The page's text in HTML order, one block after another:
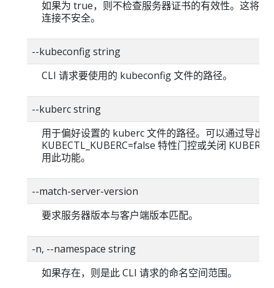
如果为 true，则不检查服务器证书的有效性。这将使
连接不安全。
--kubeconfig string
CLI 请求要使用的 kubeconfig 文件的路径。
--kuberc string
用于偏好设置的 kuberc 文件的路径。可以通过导出
KUBECTL_KUBERC=false 特性门控或关闭
用此功能。
--match-server-version
要求服务器版本与客户端版本匹配。
-n, --namespace string
如果存在，则是此 CLI 请求的命名空间范围。